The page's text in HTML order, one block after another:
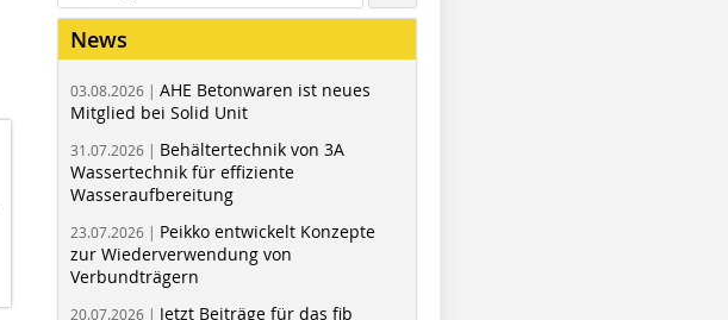
News
03.08.2026 | AHE Betonwaren ist neues
Mitglied bei Solid Unit
31.07.2026 | Behältertechnik von 3A
Wassertechnik für effiziente
Wasseraufbereitung
23.07.2026 | Peikko entwickelt Konzepte
zur Wiederverwendung von
Verbundträgern
20.07.2026 | Jetzt Beiträge für das fib